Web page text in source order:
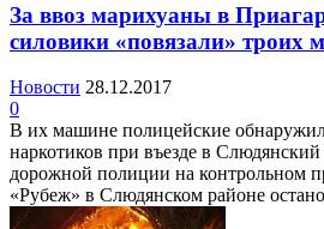
За ввоз марихуаны в
силовики «повязали» троих
Новости 28.12.2017
0
В их машине полицейские
наркотиков при въезде в
дорожной полиции на контрольном
«Рубеж» в Слюдянском районе